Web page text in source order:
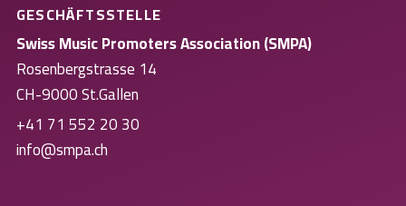
GESCHÄFTSSTELLE
Swiss Music Promoters Association (SMPA)
Rosenbergstrasse 14
CH-9000 St.Gallen
+41 71 552 20 30
info@smpa.ch